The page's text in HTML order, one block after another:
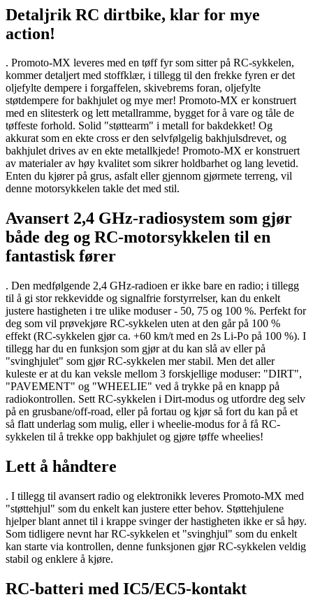
Detaljrik RC dirtbike, klar for mye
action!
. Promoto-MX leveres med en tøff fyr som sitter på RC-sykkelen,
kommer detaljert med stoffklær, i tillegg til den frekke fyren er det
oljefylte dempere i forgaffelen, skivebrems foran, oljefylte
støtdempere for bakhjulet og mye mer! Promoto-MX er konstruert
med en slitesterk og lett metallramme, bygget for å vare og tåle de
tøffeste forhold. Solid "støttearm" i metall for bakdekket! Og
akkurat som en ekte cross er den selvfølgelig bakhjulsdrevet, og
bakhjulet drives av en ekte metallkjede! Promoto-MX er konstruert
av materialer av høy kvalitet som sikrer holdbarhet og lang levetid.
Enten du kjører på grus, asfalt eller gjennom gjørmete terreng, vil
denne motorsykkelen takle det med stil.
Avansert 2,4 GHz-radiosystem som gjør
både deg og RC-motorsykkelen til en
fantastisk fører
. Den medfølgende 2,4 GHz-radioen er ikke bare en radio; i tillegg
til å gi stor rekkevidde og signalfrie forstyrrelser, kan du enkelt
justere hastigheten i tre ulike moduser - 50, 75 og 100 %. Perfekt for
deg som vil prøvekjøre RC-sykkelen uten at den går på 100 %
effekt (RC-sykkelen gjør ca. +60 km/t med en 2s Li-Po på 100 %). I
tillegg har du en funksjon som gjør at du kan slå av eller på
"svinghjulet" som gjør RC-sykkelen mer stabil. Men det aller
kuleste er at du kan veksle mellom 3 forskjellige moduser: "DIRT",
"PAVEMENT" og "WHEELIE" ved å trykke på en knapp på
radiokontrollen. Sett RC-sykkelen i Dirt-modus og utfordre deg selv
på en grusbane/off-road, eller på fortau og kjør så fort du kan på et
så flatt underlag som mulig, eller i wheelie-modus for å få RC-
sykkelen til å trekke opp bakhjulet og gjøre tøffe wheelies!
Lett å håndtere
. I tillegg til avansert radio og elektronikk leveres Promoto-MX med
"støttehjul" som du enkelt kan justere etter behov. Støttehjulene
hjelper blant annet til i krappe svinger der hastigheten ikke er så høy.
Som tidligere nevnt har RC-sykkelen et "svinghjul" som du enkelt
kan starte via kontrollen, denne funksjonen gjør RC-sykkelen veldig
stabil og enklere å kjøre.
RC-batteri med IC5/EC5-kontakt